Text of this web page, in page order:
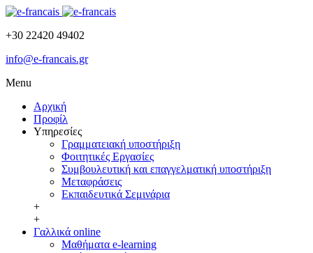
+30 22420 49402
info@e-francais.gr
Menu
Αρχική
Προφίλ
Υπηρεσίες
Γραμματειακή υποστήριξη
Φοιτητικές Εργασίες
Συμβουλευτική και επαγγελματική υποστήριξη
Μεταφράσεις
Εκπαιδευτικά Σεμινάρια
+
+
Γαλλικά online
Μαθήματα e-learning